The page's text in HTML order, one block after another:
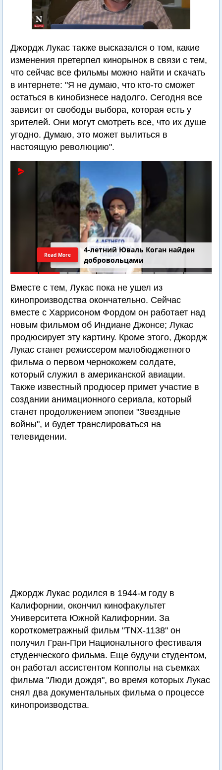
Джордж Лукас также высказался о том, какие
изменения претерпел кинорынок в связи с тем,
что сейчас все фильмы можно найти и скачать
в интернете: "Я не думаю, что кто-то сможет
остаться в кинобизнесе надолго. Сегодня все
зависит от свободы выбора, которая есть у
зрителей. Они могут смотреть все, что их душе
угодно. Думаю, это может вылиться в
настоящую революцию".
4-летний Юваль Коган найден
добровольцами
Read More
Вместе с тем, Лукас пока не ушел из
кинопроизводства окончательно. Сейчас
вместе с Харрисоном Фордом он работает над
новым фильмом об Индиане Джонсе; Лукас
продюсирует эту картину. Кроме этого, Джордж
Лукас станет режиссером малобюджетного
фильма о первом чернокожем солдате,
который служил в американской авиации.
Также известный продюсер примет участие в
создании анимационного сериала, который
станет продолжением эпопеи "Звездные
войны", и будет транслироваться на
телевидении.
Джордж Лукас родился в 1944-м году в
Калифорнии, окончил кинофакультет
Университета Южной Калифорнии. За
короткометражный фильм "TNX-1138" он
получил Гран-При Национального фестиваля
студенческого фильма. Еще будучи студентом,
он работал ассистентом Копполы на съемках
фильма "Люди дождя", во время которых Лукас
снял два документальных фильма о процессе
кинопроизводства.